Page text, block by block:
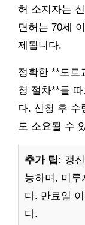
허 소지자는
면허는 70세
제됩니다.
정확한 **도로
청 절차**를
다. 신청 후 수
도 소요될 수
추가 팁: 갱
능하며, 미루
다. 만료일
다.